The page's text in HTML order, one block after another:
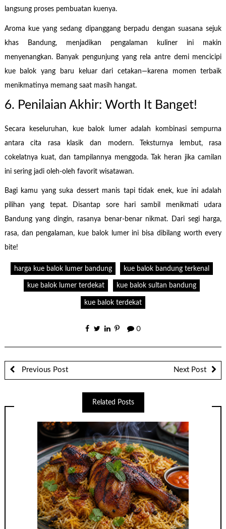
langsung proses pembuatan kuenya.
Aroma kue yang sedang dipanggang berpadu dengan suasana sejuk
khas Bandung, menjadikan pengalaman kuliner ini makin
menyenangkan. Banyak pengunjung yang rela antre demi mencicipi
kue balok yang baru keluar dari cetakan—karena momen terbaik
menikmatinya memang saat masih hangat.
6. Penilaian Akhir: Worth It Banget!
Secara keseluruhan, kue balok lumer adalah kombinasi sempurna
antara cita rasa klasik dan modern. Teksturnya lembut, rasa
cokelatnya kuat, dan tampilannya menggoda. Tak heran jika camilan
ini sering jadi oleh-oleh favorit wisatawan.
Bagi kamu yang suka dessert manis tapi tidak enek, kue ini adalah
pilihan yang tepat. Disantap sore hari sambil menikmati udara
Bandung yang dingin, rasanya benar-benar nikmat. Dari segi harga,
rasa, dan pengalaman, kue balok lumer ini bisa dibilang worth every
bite!
harga kue balok lumer bandung kue balok bandung terkenal
kue balok lumer terdekat kue balok sultan bandung
kue balok terdekat
0
Previous Post Next Post
Related Posts